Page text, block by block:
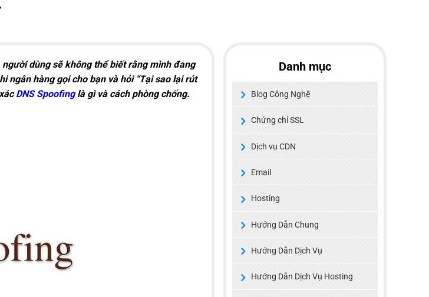
dùng sẽ không thể biết rằng mình đang
ngân hàng gọi cho bạn và hỏi “Tại sao lại rút
DNS Spoofinglà gì và cách phòng chống.
Danh mục
Blog Công Nghệ
Chứng chỉ SSL
Dịch vụ CDN
Email
Hosting
Hướng Dẫn Chung
Hướng Dẫn Dịch Vụ
Hướng Dẫn Dịch Vụ Hosting